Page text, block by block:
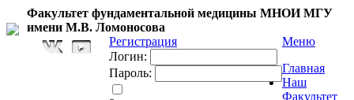
Факультет фундаментальной медицины МНОИ МГУ
имени М.В. Ломоносова
Регистрация
Логин:
Пароль:
Меню
Главная
Наш
Факультет